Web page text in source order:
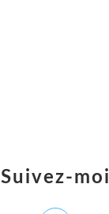
Suivez-moi